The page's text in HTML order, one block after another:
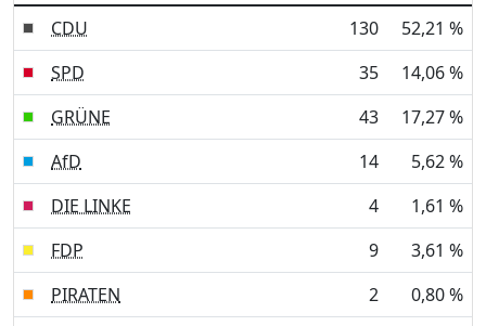
CDU 130
52,21 %
SPD
35
14,06 %
GRÜNE
43
17,27 %
AfD
14
5,62 %
DIE LINKE
4
1,61 %
FDP
9
3,61 %
PIRATEN
2
0,80 %